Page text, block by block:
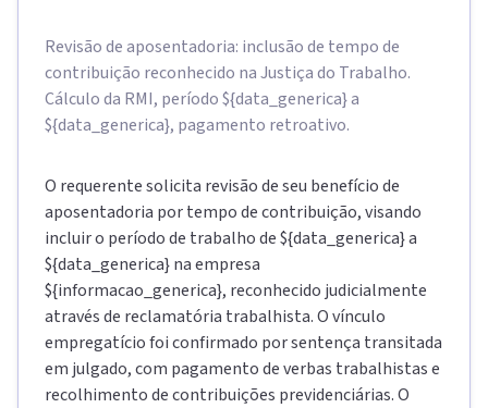
Revisão de aposentadoria: inclusão de tempo de
contribuição reconhecido na Justiça do Trabalho.
Cálculo da RMI, período ${data_generica} a
${data_generica}, pagamento retroativo.
O requerente solicita revisão de seu benefício de
aposentadoria por tempo de contribuição, visando
incluir o período de trabalho de ${data_generica} a
${data_generica} na empresa
${informacao_generica}, reconhecido judicialmente
através de reclamatória trabalhista. O vínculo
empregatício foi confirmado por sentença transitada
em julgado, com pagamento de verbas trabalhistas e
recolhimento de contribuições previdenciárias. O